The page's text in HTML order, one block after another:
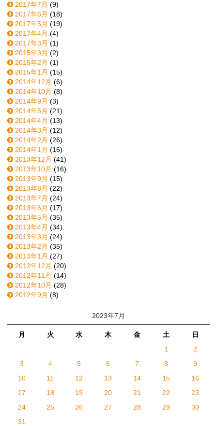
2017年7月 (9)
2017年6月 (18)
2017年5月 (19)
2017年4月 (4)
2017年3月 (1)
2015年3月 (2)
2015年2月 (1)
2015年1月 (15)
2014年12月 (6)
2014年10月 (8)
2014年9月 (3)
2014年5月 (21)
2014年4月 (13)
2014年3月 (12)
2014年2月 (26)
2014年1月 (16)
2013年12月 (41)
2013年10月 (16)
2013年9月 (15)
2013年8月 (22)
2013年7月 (24)
2013年6月 (17)
2013年5月 (35)
2013年4月 (34)
2013年3月 (24)
2013年2月 (35)
2013年1月 (27)
2012年12月 (20)
2012年11月 (14)
2012年10月 (28)
2012年9月 (8)
2023年7月
月 火 水 木 金 土
日
1
2
3
4 5 6 7 8
9
10
11 12 13 14 15
16
17
18 19 20 21 22
23
24
25 26 27 28 29
30
31